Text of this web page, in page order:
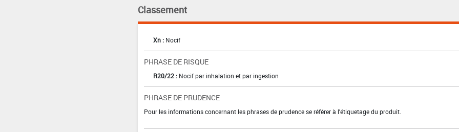
Classement
Xn : Nocif
PHRASE DE RISQUE
R20/22 : Nocif par inhalation et par ingestion
PHRASE DE PRUDENCE
Pour les informations concernant les phrases de prudence se référer à l'étiquetage du produit.